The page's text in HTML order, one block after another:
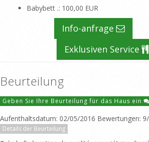
Babybett .: 100,00 EUR
Info-anfrage
Exklusiven Service
Beurteilung
Geben Sie Ihre Beurteilung für das Haus ein
Aufenthaltsdatum: 02/05/2016 Bewertungen:
Details der Beurteilung